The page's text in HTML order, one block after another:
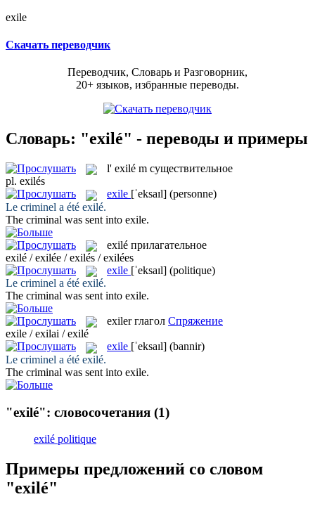
exile
Скачать переводчик
Переводчик, Словарь и Разговорник,
20+ языков, избранные переводы.
Словарь: "exilé" - переводы и примеры
l' exilé m существительное
pl. exilés
exile [ˈeksaɪl] (personne)
Le criminel a été exilé.
The criminal was sent into exile.
exilé прилагательное
exilé / exilée / exilés / exilées
exile [ˈeksaɪl] (politique)
Le criminel a été exilé.
The criminal was sent into exile.
exiler глагол Спряжение
exile / exilai / exilé
exile [ˈeksaɪl] (bannir)
Le criminel a été exilé.
The criminal was sent into exile.
"exilé": словосочетания (1)
exilé politique
Примеры предложений со словом
"exilé"